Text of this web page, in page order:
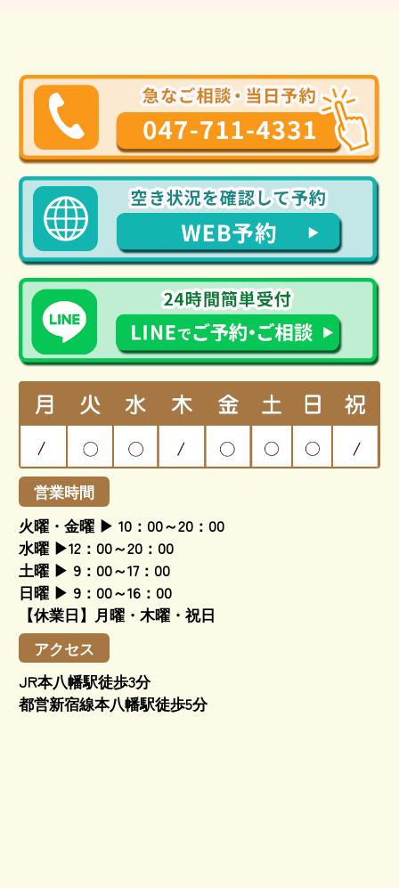
営業時間
火曜・金曜 ▶ 10：00～20：00
水曜 ▶12：00～20：00
土曜 ▶ 9：00～17：00
日曜 ▶ 9：00～16：00
【休業日】月曜・木曜・祝日
アクセス
JR本八幡駅徒歩3分
都営新宿線本八幡駅徒歩5分